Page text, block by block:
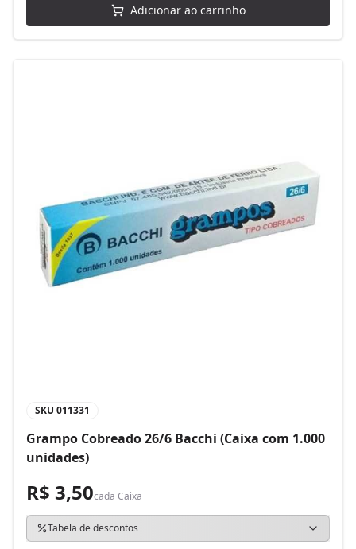
Adicionar ao carrinho
SKU 011331
Grampo Cobreado 26/6 Bacchi (Caixa com 1.000
unidades)
R$ 3,50cada Caixa
Tabela de descontos